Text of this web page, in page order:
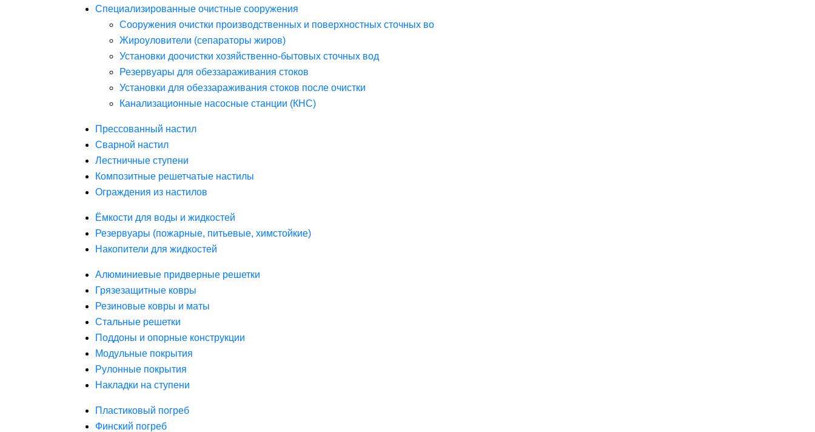
Специализированные очистные сооружения
Сооружения очистки производственных и поверхностных сточных во
Жироуловители (сепараторы жиров)
Установки доочистки хозяйственно-бытовых сточных вод
Резервуары для обеззараживания стоков
Установки для обеззараживания стоков после очистки
Канализационные насосные станции (КНС)
Прессованный настил
Сварной настил
Лестничные ступени
Композитные решетчатые настилы
Ограждения из настилов
Ёмкости для воды и жидкостей
Резервуары (пожарные, питьевые, химстойкие)
Накопители для жидкостей
Алюминиевые придверные решетки
Грязезащитные ковры
Резиновые ковры и маты
Стальные решетки
Поддоны и опорные конструкции
Модульные покрытия
Рулонные покрытия
Накладки на ступени
Пластиковый погреб
Финский погреб